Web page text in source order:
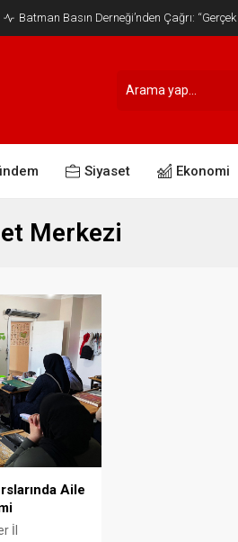
Batman Basın Derneği’nden Çağrı:
Siyaset Ekonomi
Merkezi
Aile
İl